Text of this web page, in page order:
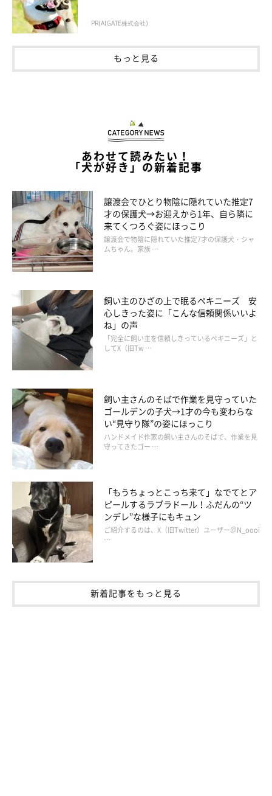
PR(AIGATE株式会社)
もっと見る
あわせて読みたい！
「犬が好き」の新着記事
譲渡会でひとり物陰に隠れていた推定7
才の保護犬→お迎えから1年、自ら隣に
来てくつろぐ姿にほっこり
譲渡会で物陰に隠れていた推定7才の保護犬・シャ
ムちゃん。家族 …
飼い主のひざの上で眠るペキニーズ 安
心しきった姿に「こんな信頼関係いいよ
ね」の声
「完全に飼い主を信頼しきっているペキニーズ」と
してX（旧Tw …
飼い主さんのそばで作業を見守っていた
ゴールデンの子犬→1才の今も変わらな
い“見守り隊”の姿にほっこり
ハンドメイド作家の飼い主さんのそばで、作業を見
守ってきたゴー …
「もうちょっとこっち来て」なでてとア
ピールするラブラドール！ふだんの“ツ
ンデレ”な様子にもキュン
ご紹介するのは、X（旧Twitter）ユーザー＠N_oooi
…
新着記事をもっと見る